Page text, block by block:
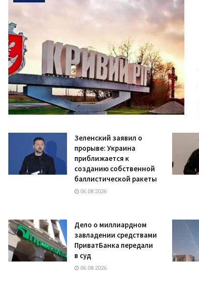
Зеленский заявил о
прорыве: Украина
приближается к
созданию собственной
баллистической ракеты
06.08.2026
Дело о миллиардном
завладении средствами
ПриватБанка передали
в суд
06.08.2026